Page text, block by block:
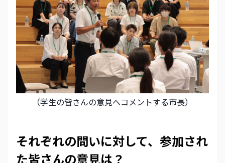
（学生の皆さんの意見へコメントする市長）
それぞれの問いに対して、参加され
た皆さんの意見は？